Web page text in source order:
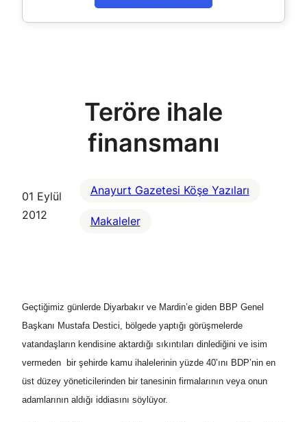
Teröre ihale
finansmanı
01 Eylül
2012
Anayurt Gazetesi Köşe Yazıları
Makaleler
Geçtiğimiz günlerde Diyarbakır ve Mardin’e giden BBP Genel
Başkanı Mustafa Destici, bölgede yaptığı görüşmelerde
vatandaşların kendisine aktardığı sıkıntıları dinlediğini ve isim
vermeden bir şehirde kamu ihalelerinin yüzde 40’ını BDP’nin en
üst düzey yöneticilerinden bir tanesinin firmalarının veya onun
adamlarının aldığı iddiasını söylüyor.